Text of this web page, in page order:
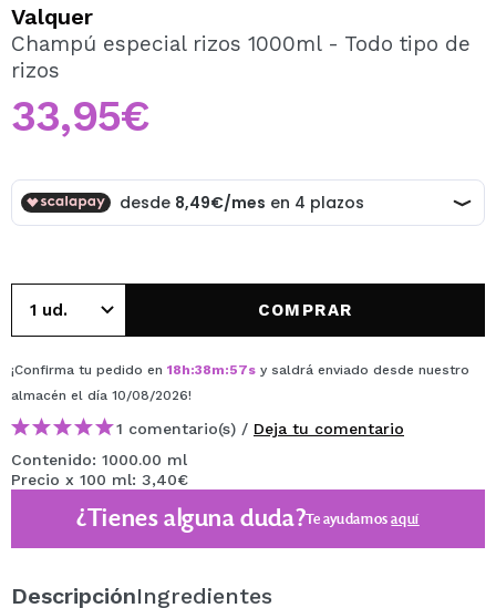
Al crear una cuenta en Maquillalia.com podrás realizar
tus compras rápidamente, revisar el estado de tus
Valquer
Champú especial rizos 1000ml - Todo tipo de
rizos
33,95€
COMPRAR
¡Confirma tu pedido en 18h:38m:57s y saldrá enviado desde nuestro
almacén el día 10/08/2026!
1 comentario(s) / Deja tu comentario
Contenido: 1000.00 ml
Precio x 100 ml: 3,40€
¿Tienes alguna duda?Te ayudamosaquí
DescripciónIngredientes